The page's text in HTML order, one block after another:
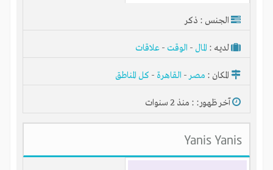
الجنس : ذكر
لديـه : المال - الوقت - علاقات
المكان : مصر- القاهرة - كل المناطق
آخر ظهور: : منذ 2 سنوات
Yanis Yanis